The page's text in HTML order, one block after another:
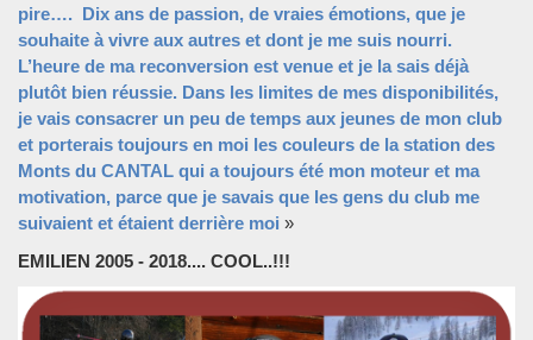
pire…. Dix ans de passion, de vraies émotions, que je
souhaite à vivre aux autres et dont je me suis nourri.
L’heure de ma reconversion est venue et je la sais déjà
plutôt bien réussie. Dans les limites de mes disponibilités,
je vais consacrer un peu de temps aux jeunes de mon club
et porterais toujours en moi les couleurs de la station des
Monts du CANTAL qui a toujours été mon moteur et ma
motivation, parce que je savais que les gens du club me
suivaient et étaient derrière moi »
EMILIEN 2005 - 2018.... COOL..!!!